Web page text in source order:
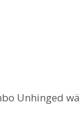
Unhinged